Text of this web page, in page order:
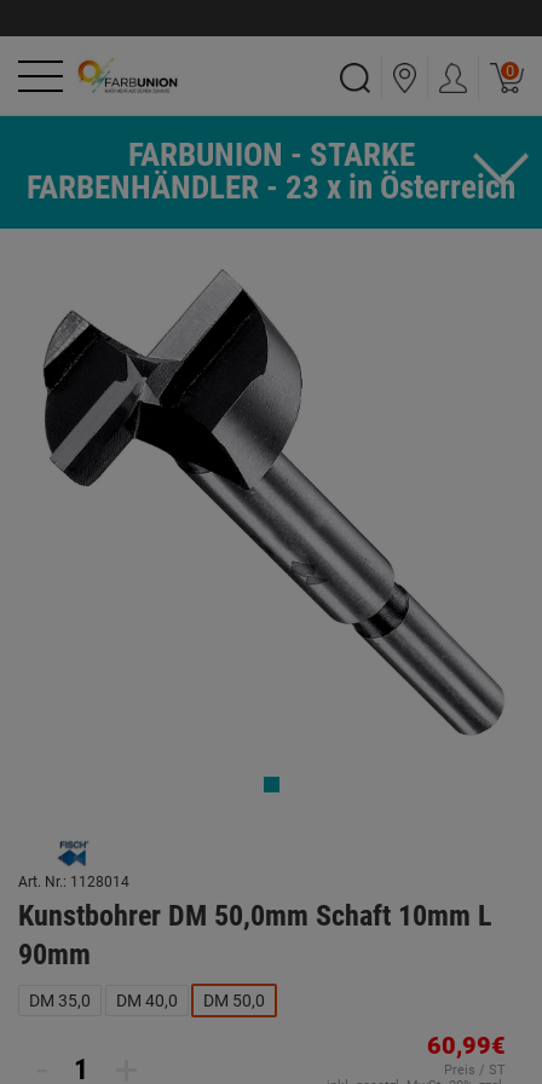
0
FARBUNION - STARKE
FARBENHÄNDLER - 23 x in Österreich
Art. Nr.: 1128014
Kunstbohrer DM 50,0mm Schaft 10mm L
90mm
DM 35,0 DM 40,0 DM 50,0
60,99€
Preis / ST